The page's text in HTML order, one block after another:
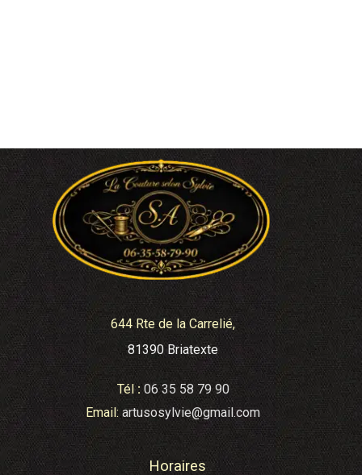
644 Rte de la Carrelié,
81390 Briatexte
Tél:06 35 58 79 90
Email: artusosylvie@gmail.com
Horaires